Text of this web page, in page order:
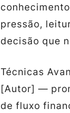
pressão,
decisão que
Técnicas
[Autor] —
de fluxo